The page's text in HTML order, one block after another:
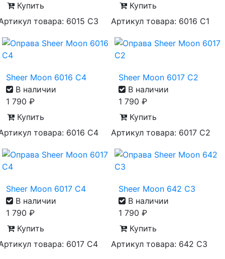
Купить
товара: 6015 С3
Купить
Артикул товара: 6016 С1
Sheer Moon 6016 С4
В наличии
1 790 ₽
Купить
товара: 6016 С4
Sheer Moon 6017 С2
В наличии
1 790 ₽
Купить
Артикул товара: 6017 С2
Sheer Moon 6017 С4
В наличии
1 790 ₽
Купить
товара: 6017 С4
Sheer Moon 642 С3
В наличии
1 790 ₽
Купить
Артикул товара: 642 С3